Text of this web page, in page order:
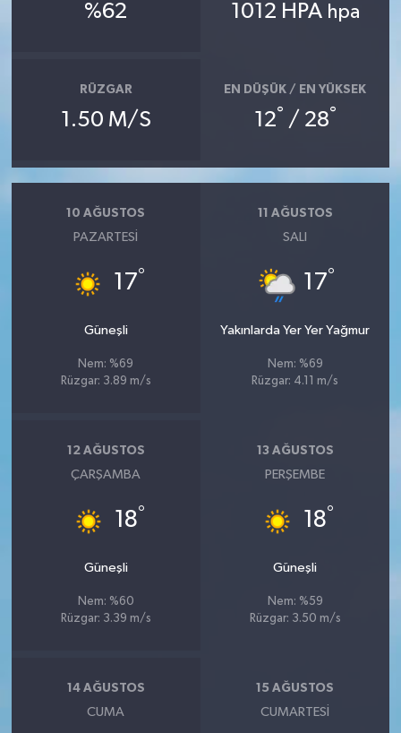
%62 1012 HPA hpa
RÜZGAR
1.50 M/S
EN DÜŞÜK / EN YÜKSEK
12° / 28°
10 AĞUSTOS
PAZARTESI
17°
Güneşli
Nem: %69
Rüzgar: 3.89 m/s
11 AĞUSTOS
SALI
17°
Yakınlarda Yer Yer Yağmur
Nem: %69
Rüzgar: 4.11 m/s
12 AĞUSTOS
ÇARŞAMBA
18°
Güneşli
Nem: %60
Rüzgar: 3.39 m/s
13 AĞUSTOS
PERŞEMBE
18°
Güneşli
Nem: %59
Rüzgar: 3.50 m/s
14 AĞUSTOS
CUMA
15 AĞUSTOS
CUMARTESI